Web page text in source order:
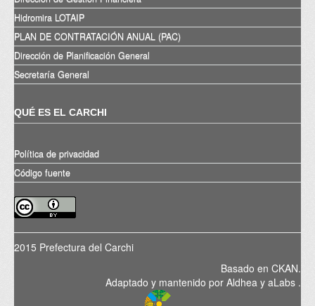
Hidromira LOTAIP
PLAN DE CONTRATACIÓN ANUAL (PAC)
Dirección de Planificación General
Secretaría General
QUÉ ES EL CARCHI
Política de privacidad
Código fuente
2015 Prefectura del Carchi
Basado en CKAN.
Adaptado y mantenido por Aldhea y aLabs .